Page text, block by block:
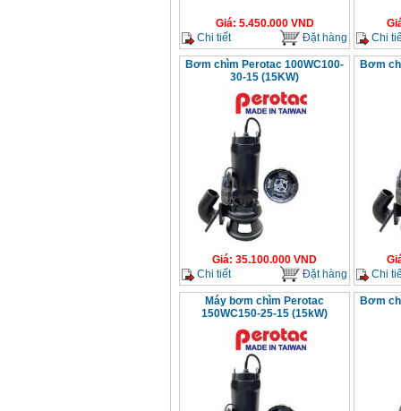
Giá: 5.450.000VND
Chi tiết
Đặt hàng
Chi
Bơm chìm Perotac 100WC100-
30-15 (15KW)
Giá: 35.100.000 VND
Chi tiết
Đặt hàng
Bơm
Chi
Máy bơm chìm Perotac
150WC150-25-15 (15kW)
Bơm